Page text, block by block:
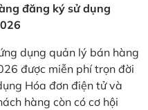
đăng ký sử dụng
dụng quản lý bán hàng
được miễn phí trọn đời
Hóa đơn điện tử và
hàng còn có cơ hội